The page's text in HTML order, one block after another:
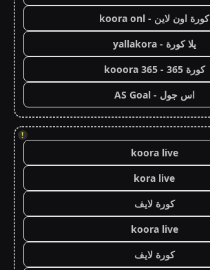
كورة اون لاين - koora onl
يلا كورة - yallakora
كورة 365 - kooora 365
اس جول - AS Goal
!
koora live
kora live
كورة لايف
koora live
كورة لايف